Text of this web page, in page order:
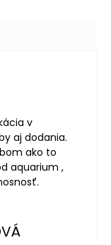
5 hvězdiček.
v
aj dodania.
ako to
aquarium ,